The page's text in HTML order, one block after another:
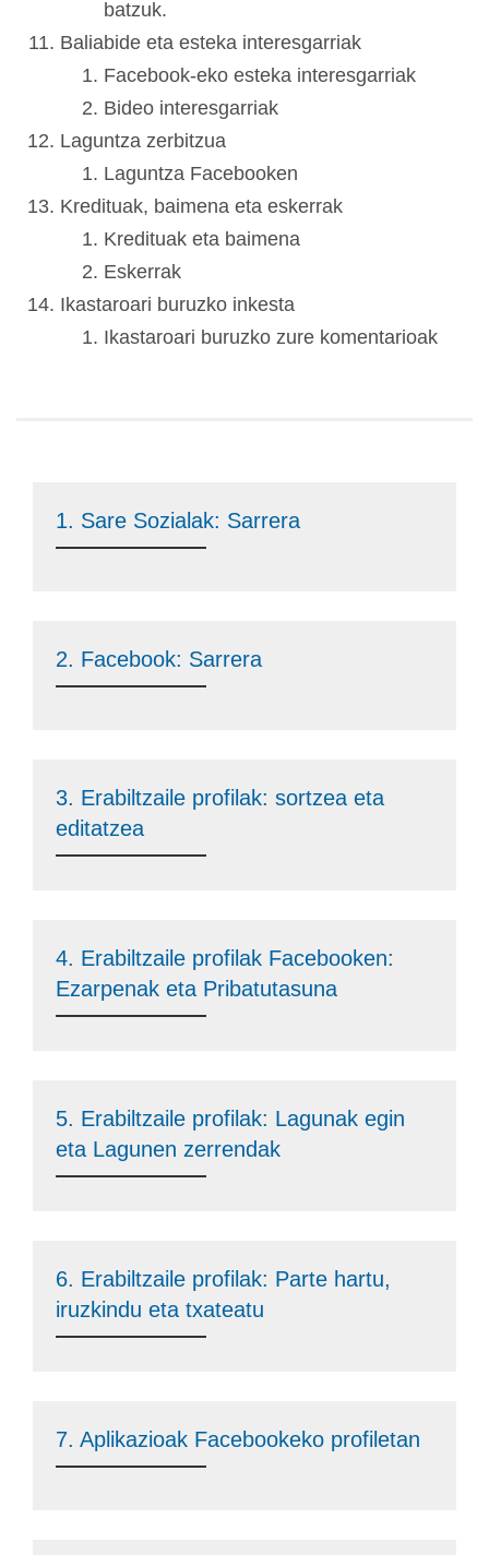
batzuk.
Baliabide eta esteka interesgarriak
Facebook-eko esteka interesgarriak
Bideo interesgarriak
Laguntza zerbitzua
Laguntza Facebooken
Kredituak, baimena eta eskerrak
Kredituak eta baimena
Eskerrak
Ikastaroari buruzko inkesta
Ikastaroari buruzko zure komentarioak
1. Sare Sozialak: Sarrera
2. Facebook: Sarrera
3. Erabiltzaile profilak: sortzea eta
editatzea
4. Erabiltzaile profilak Facebooken:
Ezarpenak eta Pribatutasuna
5. Erabiltzaile profilak: Lagunak egin
eta Lagunen zerrendak
6. Erabiltzaile profilak: Parte hartu,
iruzkindu eta txateatu
7. Aplikazioak Facebookeko profiletan